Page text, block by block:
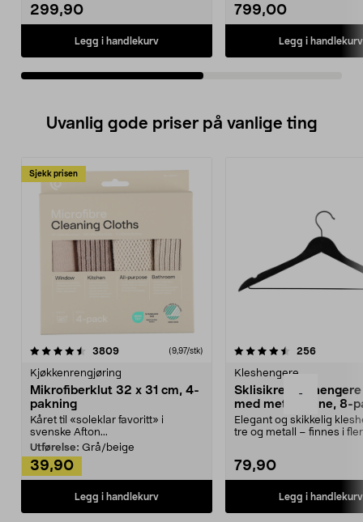
-
• NCV-funksjon - trådløs
spenningsdetektering.
• Bakgrunnsbelyst display med
HOLD-funksjon.
• Batteritest for 1,5 og 9 V-batterier.
299,90
Legg i handlekurv
tydelig og nøyaktig
på et display med
bakgrunnsbelysning.
• True RMS – mål
spenningsdetektering.
• USB-tilkobling – vise
799,00
Legg i handlekurv
Uvanlig gode priser på vanlige ting
Sjekk prisen
3809anmeldelser(9,97/stk)
Kjøkkenrengjøring
Mikrofiberklut 32 x 31 cm, 4-
pakning
Kåret til «soleklar favoritt» i
svenske Afton...
Utførelse: Grå/beige
39,90
Legg i handlekurv
4.5av 5 stjerner 256
Kleshengere
Sklisikre
med metallpinne, 8-
Elegant og skikkelig
tre og metall – finnes i
79,90
Legg i handlekurv
4.5av 5 stjerner